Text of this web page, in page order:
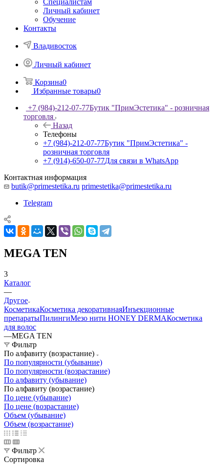
Специалистам
Личный кабинет
Обучение
Контакты
Владивосток
Личный кабинет
Корзина0
Избранные товары0
+7 (984)-212-07-77Бутик "ПримЭстетика" - розничная
торговля
Назад
Телефоны
+7 (984)-212-07-77Бутик "ПримЭстетика" -
розничная торговля
+7 (914)-650-07-77Для связи в WhatsApp
Контактная информация
butik@primestetika.ru primestetika@primestetika.ru
Telegram
MEGA TEN
3
Каталог
—
Другое
КосметикаКосметика декоративнаяИнъекционные
препаратыПилингиМезо нити HONEY DERMAКосметика
для волос
—MEGA TEN
Фильтр
По алфавиту (возрастание)
По популярности (убывание)
По популярности (возрастание)
По алфавиту (убывание)
По алфавиту (возрастание)
По цене (убывание)
По цене (возрастание)
Объем (убывание)
Объем (возрастание)
Фильтр
Сортировка